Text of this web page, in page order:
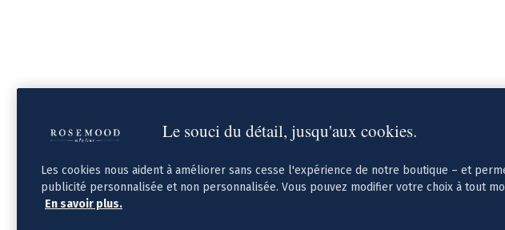
Le souci du détail, jusqu'aux cookies.
Les cookies nous aident à améliorer sans cesse l'expérience de notre boutique – et
publicité personnalisée et non personnalisée. Vous pouvez modifier votre choix à tout
En savoir plus.